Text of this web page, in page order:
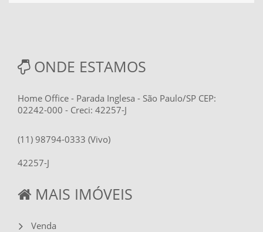
ONDE ESTAMOS
Home Office - Parada Inglesa - São Paulo/SP CEP:
02242-000 - Creci: 42257-J
(11) 98794-0333 (Vivo)
42257-J
MAIS IMÓVEIS
Venda